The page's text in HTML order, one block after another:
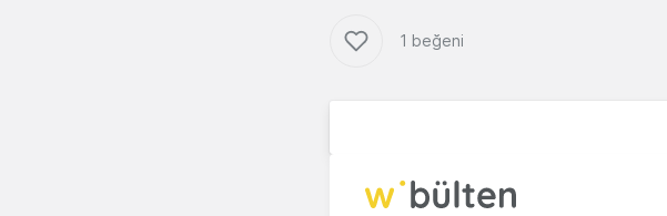
1 beğeni